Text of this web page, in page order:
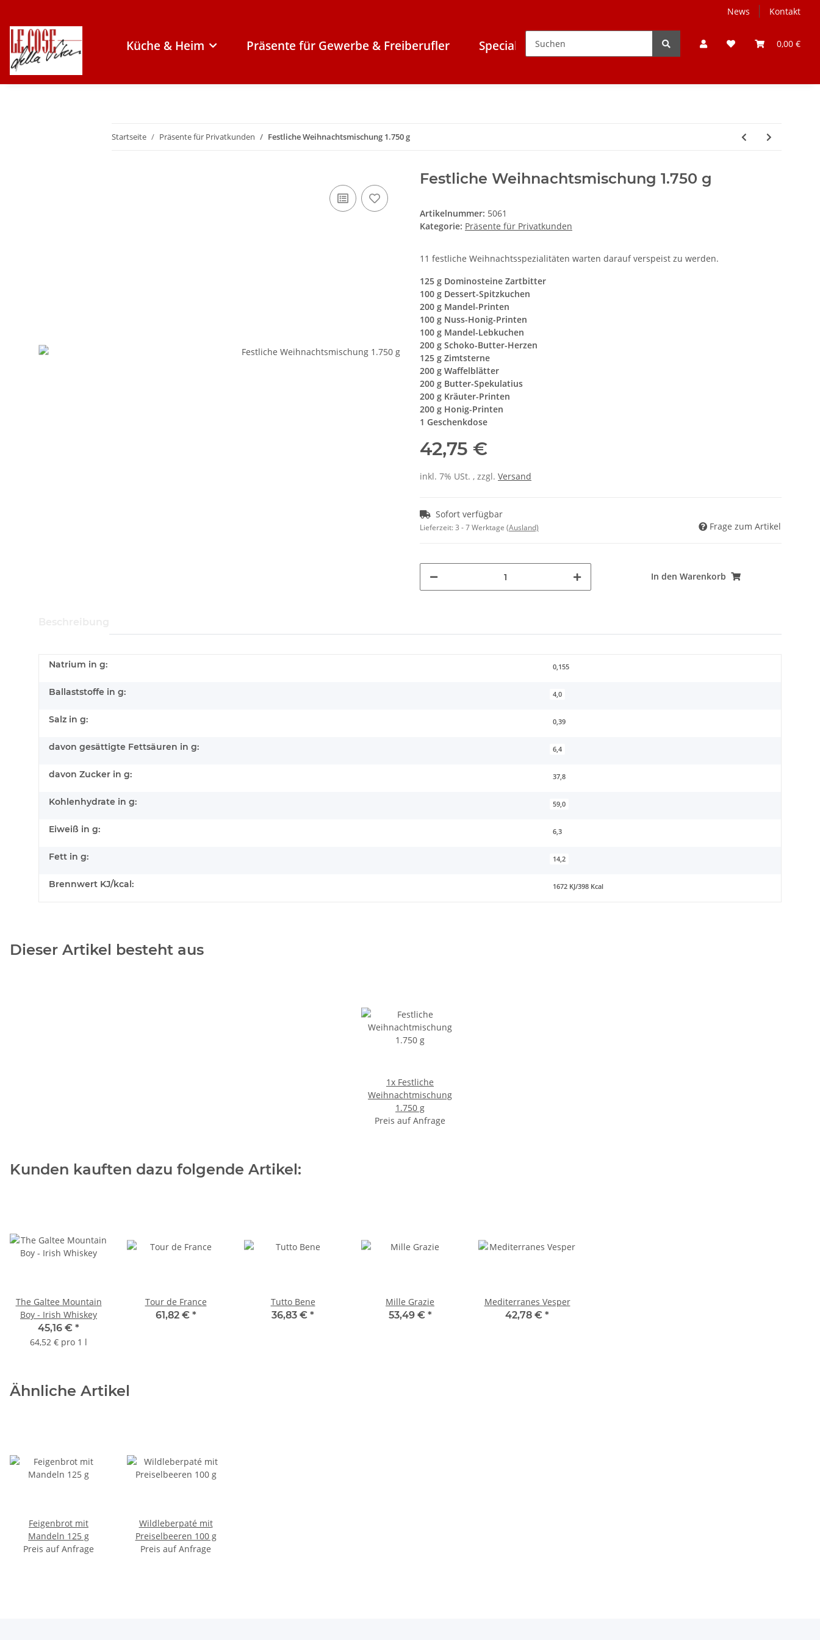
News Kontakt
0,00 €
Küche & Heim Präsente für Gewerbe & Freiberufler Specials Weine Deutschland Winzer Alle
Startseite Präsente für Privatkunden Festliche Weihnachtsmischung 1.750 g
Festliche Weihnachtsmischung 1.750 g
Artikelnummer: 5061
Kategorie: Präsente für Privatkunden
11 festliche Weihnachtsspezialitäten warten darauf verspeist zu werden.
125 g Dominosteine Zartbitter
100 g Dessert-Spitzkuchen
200 g Mandel-Printen
100 g Nuss-Honig-Printen
100 g Mandel-Lebkuchen
200 g Schoko-Butter-Herzen
125 g Zimtsterne
200 g Waffelblätter
200 g Butter-Spekulatius
200 g Kräuter-Printen
200 g Honig-Printen
1 Geschenkdose
42,75 €
inkl. 7% USt. , zzgl. Versand
Sofort verfügbar
Lieferzeit:3 - 7 Werktage (Ausland) Frage zum Artikel
In den Warenkorb
Natrium in g: 0,155
Ballaststoffe in g: 4,0
Salz in g: 0,39
davon gesättigte Fettsäuren in g: 6,4
davon Zucker in g: 37,8
Kohlenhydrate in g: 59,0
Eiweiß in g: 6,3
Fett in g: 14,2
Brennwert KJ/kcal: 1672 KJ/398 Kcal
Dieser Artikel besteht aus
1x Festliche
Weihnachtmischung
1.750 g
Preis auf Anfrage
Kunden kauften dazu folgende Artikel:
The Galtee Mountain
Boy - Irish Whiskey
45,16 € *
64,52 € pro 1 l
Tour de France
61,82 € *
Tutto Bene
36,83 € *
Mille Grazie
53,49 € *
Mediterranes Vesper
42,78 € *
Ähnliche Artikel
Feigenbrot mit
Mandeln 125 g
Preis auf Anfrage
Wildleberpaté mit
Preiselbeeren 100 g
Preis auf Anfrage